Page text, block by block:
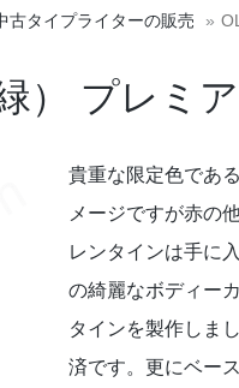
古タイプライターの販売
） プレミ
貴重な限定色であ
メージですが赤の
レンタインは手に
の綺麗なボディー
タインを製作しま
済です。更にベー